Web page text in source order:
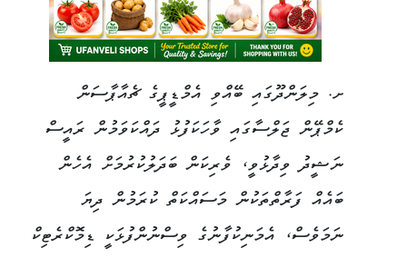
ށ. މިލަންދޫގައި ބޭއްވި އެމްޑީޕީގެ ޗެއާޕާސަން
ކެމްޕޭން ޖަލްސާގައި ވާހަކަފުޅު ދައްކަވަމުން ރައީސް
ނަޝީދު ވިދާޅުވީ، ވެރިކަން ބަދަލުކުރުމަށް އެހެން
ބައެއް ފަރާތްތަކުން މަސައްކަތް ކުރަމުން ދިޔަ
ނަމަވެސް، އެމަނިކުފާނުގެ ވިސްނުންފުޅަކީ ޑިމޮކްރެޓިކް